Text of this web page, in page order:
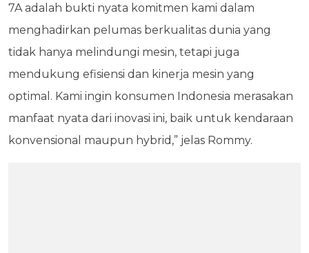
7A adalah bukti nyata komitmen kami dalam
menghadirkan pelumas berkualitas dunia yang
tidak hanya melindungi mesin, tetapi juga
mendukung efisiensi dan kinerja mesin yang
optimal. Kami ingin konsumen Indonesia merasakan
manfaat nyata dari inovasi ini, baik untuk kendaraan
konvensional maupun hybrid,” jelas Rommy.